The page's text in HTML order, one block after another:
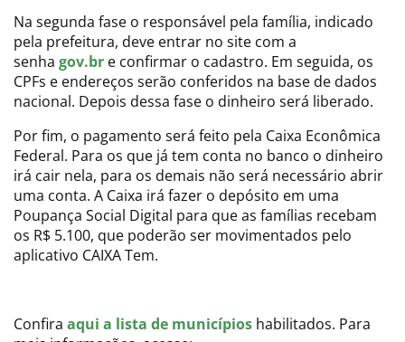
Na segunda fase o responsável pela família, indicado
pela prefeitura, deve entrar no site com a
senha gov.br e confirmar o cadastro. Em seguida, os
CPFs e endereços serão conferidos na base de dados
nacional. Depois dessa fase o dinheiro será liberado.
Por fim, o pagamento será feito pela Caixa Econômica
Federal. Para os que já tem conta no banco o dinheiro
irá cair nela, para os demais não será necessário abrir
uma conta. A Caixa irá fazer o depósito em uma
Poupança Social Digital para que as famílias recebam
os R$ 5.100, que poderão ser movimentados pelo
aplicativo CAIXA Tem.
Confira aqui a lista de municípios habilitados. Para